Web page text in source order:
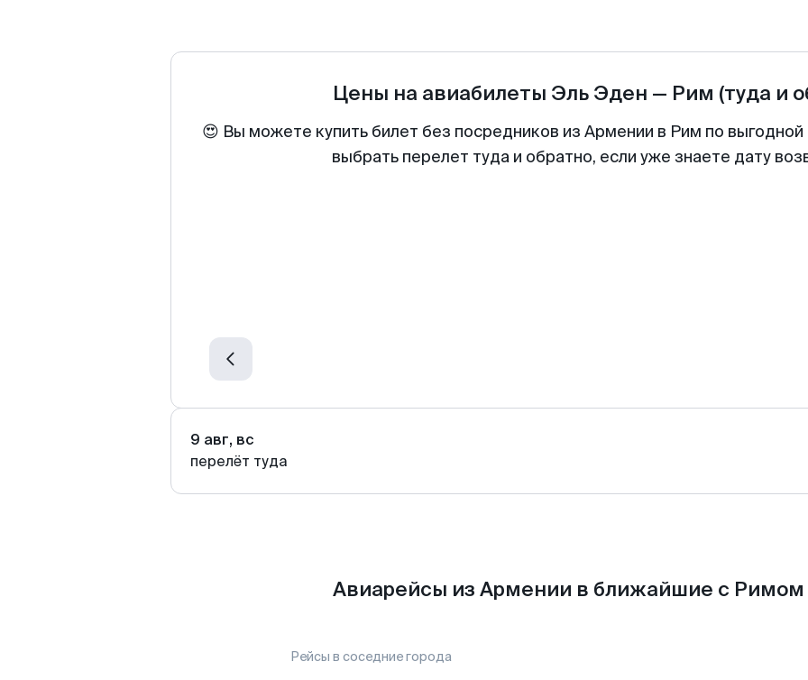
Цены на авиабилеты Эль Эден — Рим (туда и
😍 Вы можете купить билет без посредников из Армении в Рим по
выбрать перелет туда и обратно, если уже знаете дату
9 авг, вс
перелёт туда
Авиарейсы из Армении в ближайшие с Римом
Рейсы в соседние города